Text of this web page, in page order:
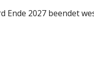
Ende 2027 beendet